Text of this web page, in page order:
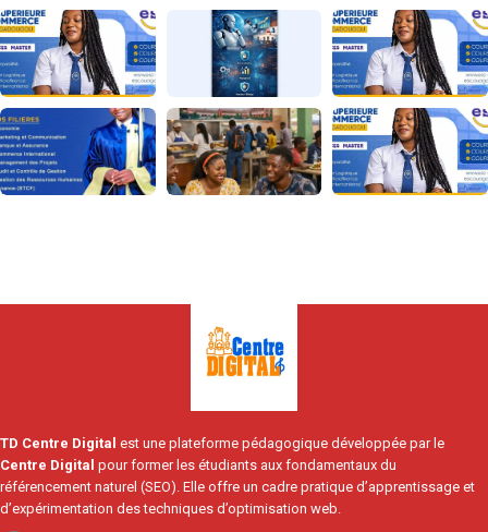
TD Centre Digital est une plateforme pédagogique développée par le
Centre Digital pour former les étudiants aux fondamentaux du
référencement naturel (SEO). Elle offre un cadre pratique d’apprentissage et
d’expérimentation des techniques d’optimisation web.